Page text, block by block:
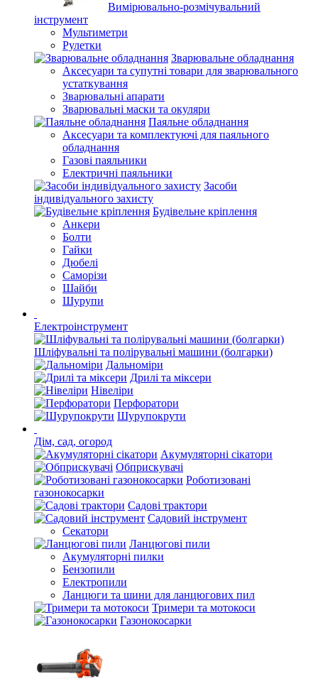
Вимірювально-розмічувальний
інструмент
Мультиметри
Рулетки
Зварювальне обладнання
Аксесуари та супутні товари для зварювального
устаткування
Зварювальні апарати
Зварювальні маски та окуляри
Паяльне обладнання
Аксесуари та комплектуючі для паяльного
обладнання
Газові паяльники
Електричні паяльники
Засоби
індивідуального захисту
Будівельне кріплення
Анкери
Болти
Гайки
Дюбелі
Саморізи
Шайби
Шурупи
Електроінструмент
Шліфувальні та полірувальні машини (болгарки)
Дальноміри
Дрилі та міксери
Нівеліри
Перфоратори
Шурупокрути
Дім, сад, огород
Акумуляторні сікатори
Обприскувачі
Роботизовані
газонокосарки
Садові трактори
Садовий інструмент
Секатори
Ланцюгові пили
Акумуляторні пилки
Бензопили
Електропили
Ланцюги та шини для ланцюгових пил
Тримери та мотокоси
Газонокосарки